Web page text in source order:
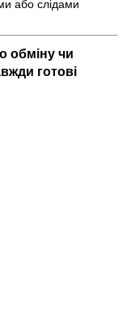
або слідами
обміну чи
готові